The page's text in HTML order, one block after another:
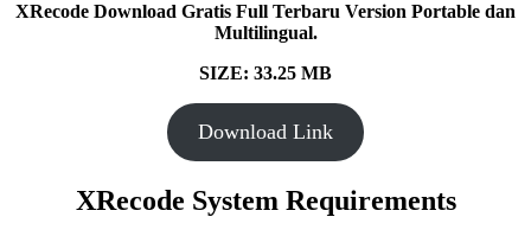
XRecode Download Gratis Full Terbaru Version Portable dan
Multilingual.
SIZE: 33.25 MB
Download Link
XRecode System Requirements